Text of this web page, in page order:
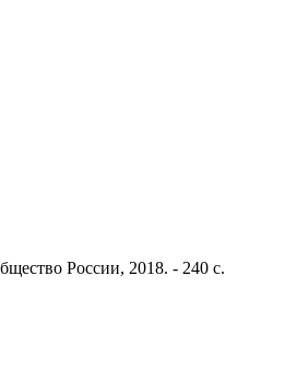
России, 2018. - 240 с.